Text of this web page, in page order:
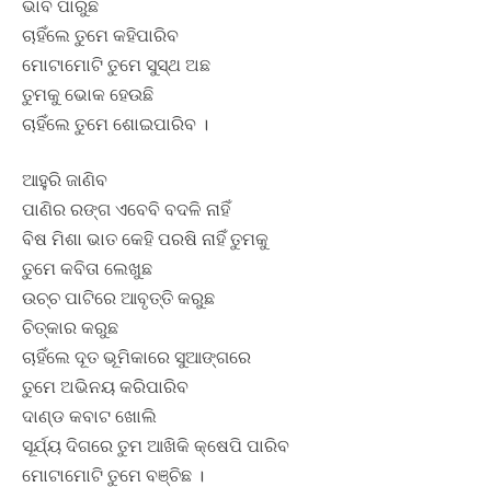
ଭାବି ପାରୁଛ
ଚାହିଁଲେ ତୁମେ କହିପାରିବ
ମୋଟାମୋଟି ତୁମେ ସୁସ୍ଥ ଅଛ
ତୁମକୁ ଭୋକ ହେଉଛି
ଚାହିଁଲେ ତୁମେ ଶୋଇପାରିବ ।
ଆହୁରି ଜାଣିବ
ପାଣିର ରଙ୍ଗ ଏବେବି ବଦଳି ନାହିଁ
ବିଷ ମିଶା ଭାତ କେହି ପରଷି ନାହିଁ ତୁମକୁ
ତୁମେ କବିତା ଲେଖୁଛ
ଉଚ୍ଚ ପାଟିରେ ଆବୃତ୍ତି କରୁଛ
ଚିତ୍କାର କରୁଛ
ଚାହିଁଲେ ଦୂତ ଭୂମିକାରେ ସୁଆଙ୍ଗରେ
ତୁମେ ଅଭିନୟ କରିପାରିବ
ଦାଣ୍ଡ କବାଟ ଖୋଲି
ସୂର୍ଯ୍ୟ ଦିଗରେ ତୁମ ଆଖିକି କ୍ଷେପି ପାରିବ
ମୋଟାମୋଟି ତୁମେ ବଞ୍ଚିଛ ।